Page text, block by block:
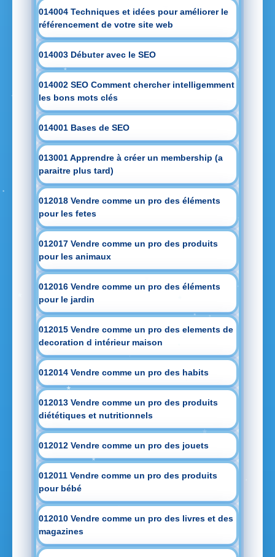
014004 Techniques et idées pour améliorer le
référencement de votre site web
014003 Débuter avec le SEO
014002 SEO Comment chercher intelligemment
les bons mots clés
014001 Bases de SEO
013001 Apprendre à créer un membership (a
paraitre plus tard)
012018 Vendre comme un pro des éléments
pour les fetes
012017 Vendre comme un pro des produits
pour les animaux
012016 Vendre comme un pro des éléments
pour le jardin
012015 Vendre comme un pro des elements de
decoration d intérieur maison
012014 Vendre comme un pro des habits
012013 Vendre comme un pro des produits
diététiques et nutritionnels
012012 Vendre comme un pro des jouets
012011 Vendre comme un pro des produits
pour bébé
012010 Vendre comme un pro des livres et des
magazines